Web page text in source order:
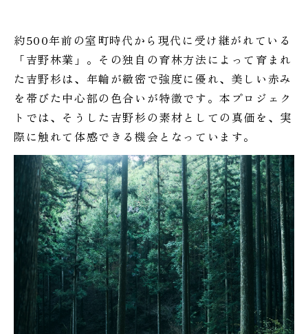
約500年前の室町時代から現代に受け継がれている
「吉野林業」。その独自の育林方法によって育まれ
た吉野杉は、年輪が緻密で強度に優れ、美しい赤み
を帯びた中心部の色合いが特徴です。本プロジェク
トでは、そうした吉野杉の素材としての真価を、実
際に触れて体感できる機会となっています。